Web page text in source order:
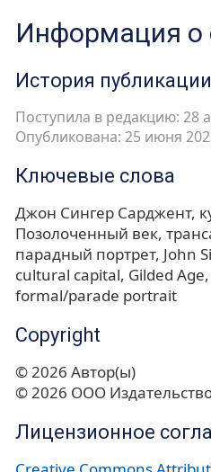
Информация о
История публикации
Поступила в редакцию: 28
Опубликована: 25 июня
Ключевые слова
Джон Сингер Сарджент
Позолоченный век
парадный портрет John
cultural capital Gilded Age
formal/parade portrait
Copyright
© 2026 Автор(ы)
© 2026 ООО
Лицензионное